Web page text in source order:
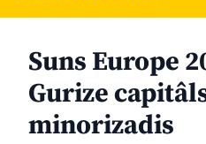
Suns Europe
Gurize
minorizadis